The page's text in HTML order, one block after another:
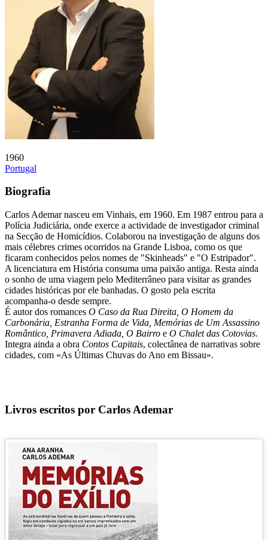
1960
Portugal
Biografia
Carlos Ademar nasceu em Vinhais, em 1960. Em 1987 entrou para a
Polícia Judiciária, onde exerce a actividade de investigador criminal
na Secção de Homicídios. Colaborou na investigação de alguns dos
mais célebres crimes ocorridos na Grande Lisboa, como os que
ficaram conhecidos pelos nomes de "Skinheads" e "O Estripador".
A licenciatura em História consuma uma paixão antiga. Resta ainda
o sonho de uma viagem pelo Mediterrâneo para visitar as grandes
cidades históricas por ele banhadas. O gosto pela escrita
acompanha-o desde sempre.
É autor dos romances O Caso da Rua Direita, O Homem da
Carbonária, Estranha Forma de Vida, Memórias de Um Assassino
Romântico, Primavera Adiada, O Bairro e O Chalet das Cotovias.
Integra ainda a obra Contos Capitais, colectânea de narrativas sobre
cidades, com «As Últimas Chuvas do Ano em Bissau».
Livros escritos por Carlos Ademar